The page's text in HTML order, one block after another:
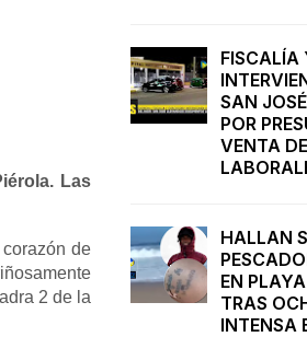
Las
de
2 de la
FISCALÍA
SAN
POR
VENTA
HALLAN
EN
TRAS
INTENSA